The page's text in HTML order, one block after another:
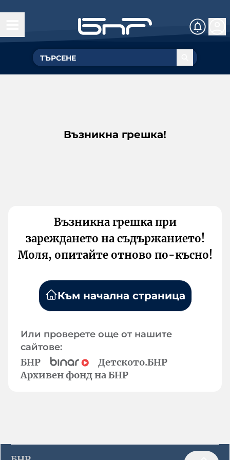
Възникна грешка!
Възникна грешка при
зареждането на съдържанието!
Моля, опитайте отново по-късно!
Към начална страница
Или проверете още от нашите
сайтове:
БНР
Детското.БНР
Архивен фонд на БНР